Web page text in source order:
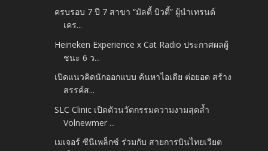
ครบรอบ 7 ปี 7 สาขา “มัลตี้ บิวตี้” ผู้นำเทรนด์
เคร...
Heineken Experience x Cat Radio ประกาศผลผู้
ชนะ 6 ว...
เปิดแนวคิดนักออกแบบ ค้นหาไอเดีย ต่อยอด สร้าง
สรรค์ส...
SLC Clinic เปิดตัวนวัตกรรมความงามสุดล้ำ
Volnewmer ...
เมเจอร์ ซีนีเพล็กซ์ ร่วมกับ สายการบินไทยเวียต